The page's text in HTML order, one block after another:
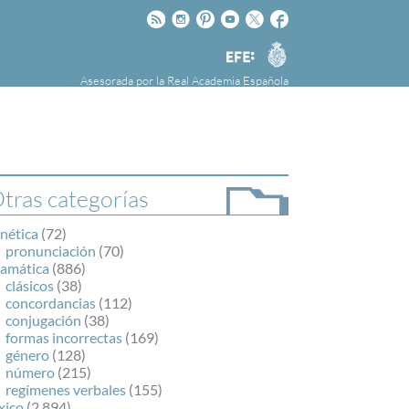
Facebook
Twitter
Youtube
Pinteres
Instagram
Rss
Agencia
EFE
Asesorada por la Real Academia Española
Agencia Efe y la Real Academia Española,
objetivo es colaborar con el buen uso del
en los medios de comunicación y en
categorías
(72)
pronunciación (70)
(886)
clásicos (38)
concordancias (112)
conjugación (38)
formas incorrectas (169)
género (128)
número (215)
regímenes verbales (155)